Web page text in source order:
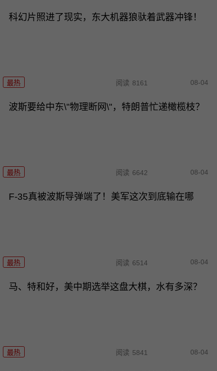
科幻片照进了现实，东大机器狼驮着武器冲锋！
最热 阅读 8161 08-04
波斯要给中东\"物理断网\"，特朗普忙递橄榄枝？
最热 阅读 6642 08-04
F-35真被波斯导弹端了！美军这次到底输在哪
最热 阅读 6514 08-04
马、特和好，美中期选举这盘大棋，水有多深？
最热 阅读 5841 08-04